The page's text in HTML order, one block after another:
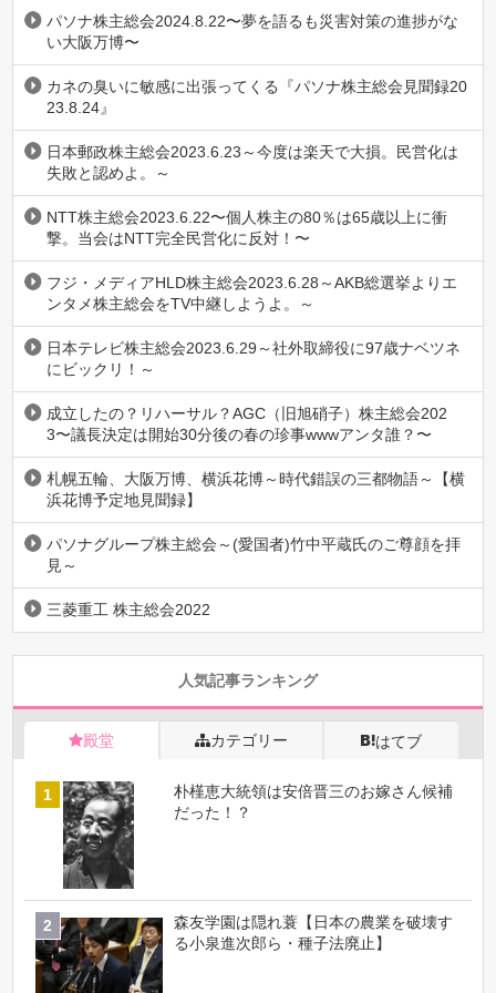
パソナ株主総会2024.8.22〜夢を語るも災害対策の進捗がな
い大阪万博〜
カネの臭いに敏感に出張ってくる『パソナ株主総会見聞録20
23.8.24』
日本郵政株主総会2023.6.23～今度は楽天で大損。民営化は
失敗と認めよ。～
NTT株主総会2023.6.22〜個人株主の80％は65歳以上に衝
撃。当会はNTT完全民営化に反対！〜
フジ・メディアHLD株主総会2023.6.28～AKB総選挙よりエ
ンタメ株主総会をTV中継しようよ。～
日本テレビ株主総会2023.6.29～社外取締役に97歳ナベツネ
にビックリ！～
成立したの？リハーサル？AGC（旧旭硝子）株主総会202
3〜議長決定は開始30分後の春の珍事wwwアンタ誰？〜
札幌五輪、大阪万博、横浜花博～時代錯誤の三都物語～【横
浜花博予定地見聞録】
パソナグループ株主総会～(愛国者)竹中平蔵氏のご尊顔を拝
見～
三菱重工 株主総会2022
人気記事ランキング
殿堂 カテゴリー はてブ
朴槿恵大統領は安倍晋三のお嫁さん候補
だった！？
森友学園は隠れ蓑【日本の農業を破壊す
る小泉進次郎ら・種子法廃止】